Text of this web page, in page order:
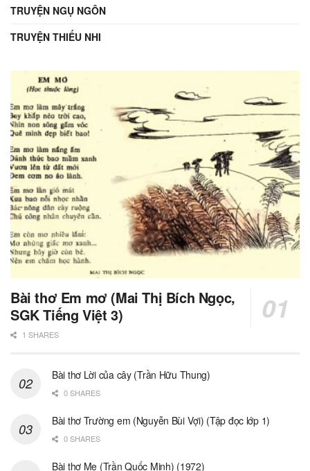
TRUYỆN NGỤ NGÔN
TRUYỆN THIẾU NHI
Bài thơ Em mơ (Mai Thị Bích Ngọc,
SGK Tiếng Việt 3)
1 SHARES
Bài thơ Lời của cây (Trần Hữu Thung)
0 SHARES
Bài thơ Trường em (Nguyễn Bùi Vợi) (Tập đọc lớp 1)
0 SHARES
Bài thơ Mẹ (Trần Quốc Minh) (1972)